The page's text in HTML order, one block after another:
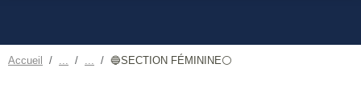
Accueil 🔵SECTION FÉMININE⚪️